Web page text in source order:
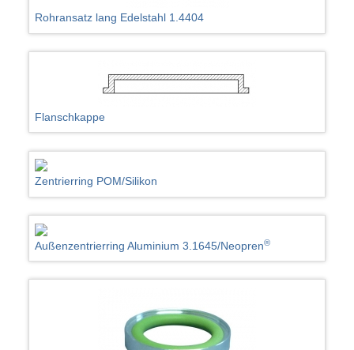
Rohransatz lang Edelstahl 1.4404
Flanschkappe
Zentrierring POM/Silikon
Außenzentrierring Aluminium 3.1645/Neopren®